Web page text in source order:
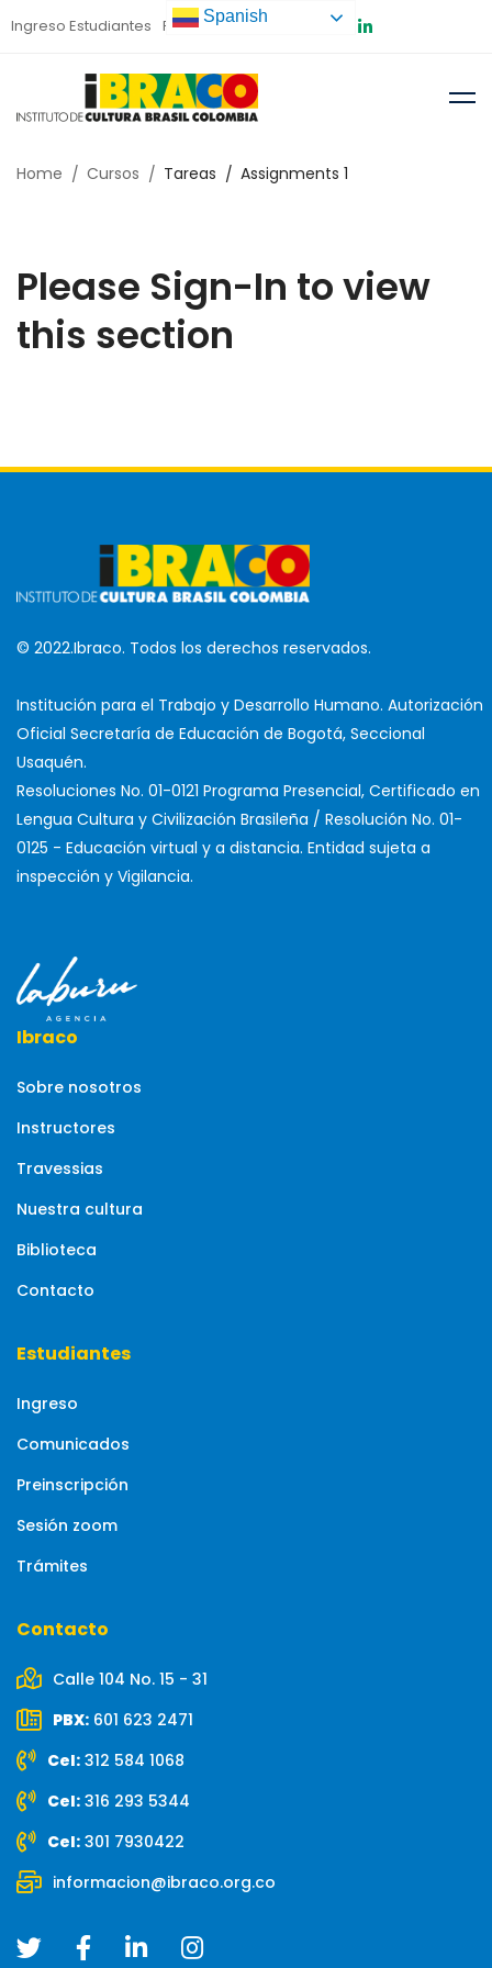
Ingreso Estudiantes Preinscripción
Home Cursos Tareas Assignments 1
Please Sign-In to view
this section
© 2022.Ibraco. Todos los derechos reservados.
Institución para el Trabajo y Desarrollo Humano. Autorización
Oficial Secretaría de Educación de Bogotá, Seccional
Usaquén.
Resoluciones No. 01-0121 Programa Presencial, Certificado en
Lengua Cultura y Civilización Brasileña / Resolución No. 01-
0125 - Educación virtual y a distancia. Entidad sujeta a
inspección y Vigilancia.
Ibraco
Sobre nosotros
Instructores
Travessias
Nuestra cultura
Biblioteca
Contacto
Estudiantes
Ingreso
Comunicados
Preinscripción
Sesión zoom
Trámites
Contacto
Calle 104 No. 15 - 31
PBX: 601 623 2471
Cel: 312 584 1068
Cel: 316 293 5344
Cel: 301 7930422
informacion@ibraco.org.co
Spanish